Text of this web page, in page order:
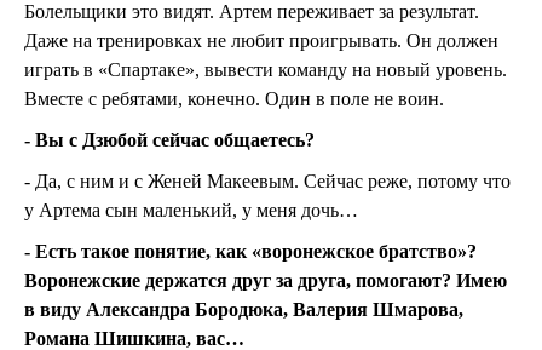
Болельщики это видят. Артем переживает за результат.
Даже на тренировках не любит проигрывать. Он должен
играть в «Спартаке», вывести команду на новый уровень.
Вместе с ребятами, конечно. Один в поле не воин.
- Вы с Дзюбой сейчас общаетесь?
- Да, с ним и с Женей Макеевым. Сейчас реже, потому что
у Артема сын маленький, у меня дочь…
- Есть такое понятие, как «воронежское братство»?
Воронежские держатся друг за друга, помогают? Имею
в виду Александра Бородюка, Валерия Шмарова,
Романа Шишкина, вас…